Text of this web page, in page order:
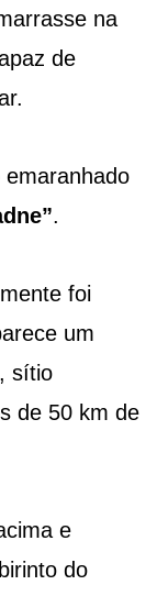
na
de
.
foi
um
sítio
de 50 km de
e
do